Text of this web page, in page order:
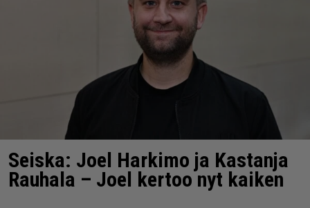
Seiska: Joel Harkimo ja Kastanja
Rauhala – Joel kertoo nyt kaiken